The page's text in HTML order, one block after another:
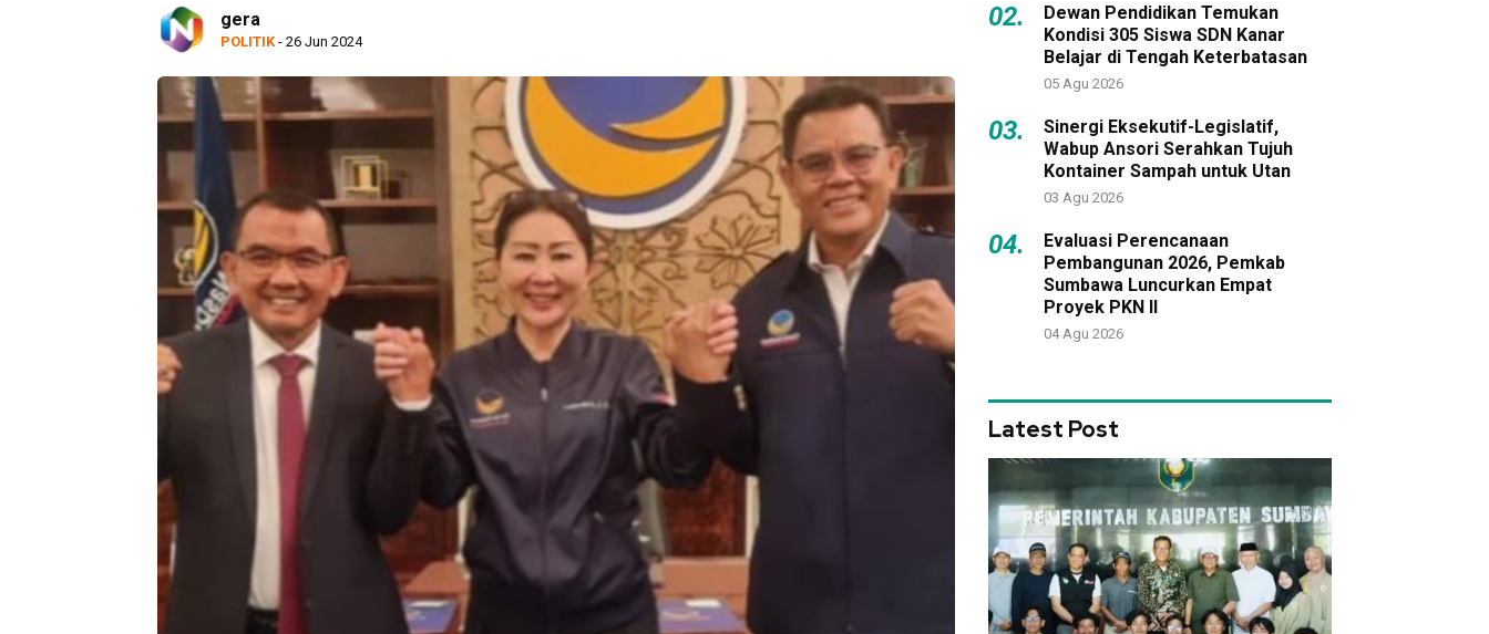
gera
POLITIK - 26 Jun 2024
02.
Dewan Pendidikan Temukan
Kondisi 305 Siswa SDN Kanar
Belajar di Tengah Keterbatasan
05 Agu 2026
03.
Sinergi Eksekutif-Legislatif,
Wabup Ansori Serahkan Tujuh
Kontainer Sampah untuk Utan
03 Agu 2026
04.
Evaluasi Perencanaan
Pembangunan 2026, Pemkab
Sumbawa Luncurkan Empat
Proyek PKN II
04 Agu 2026
Latest Post